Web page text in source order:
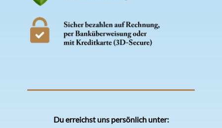
Du erreichst uns persönlich unter: